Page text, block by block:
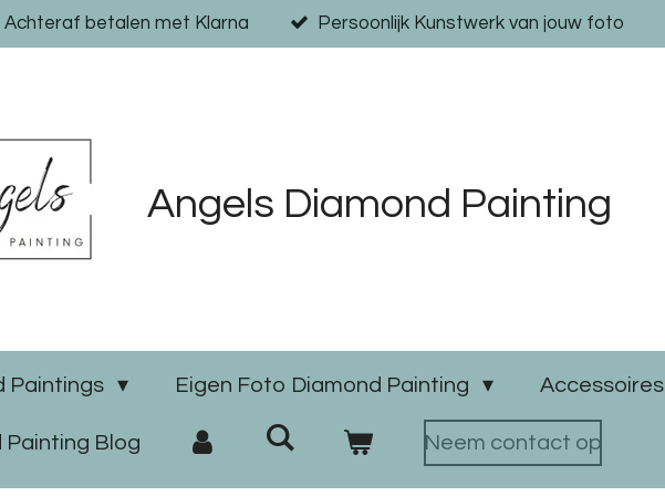
Achteraf betalen met Klarna Persoonlijk Kunstwerk van jouw foto
Angels Diamond Painting
Paintings Eigen Foto Diamond Painting Accessoires
Painting Blog Neem contact op